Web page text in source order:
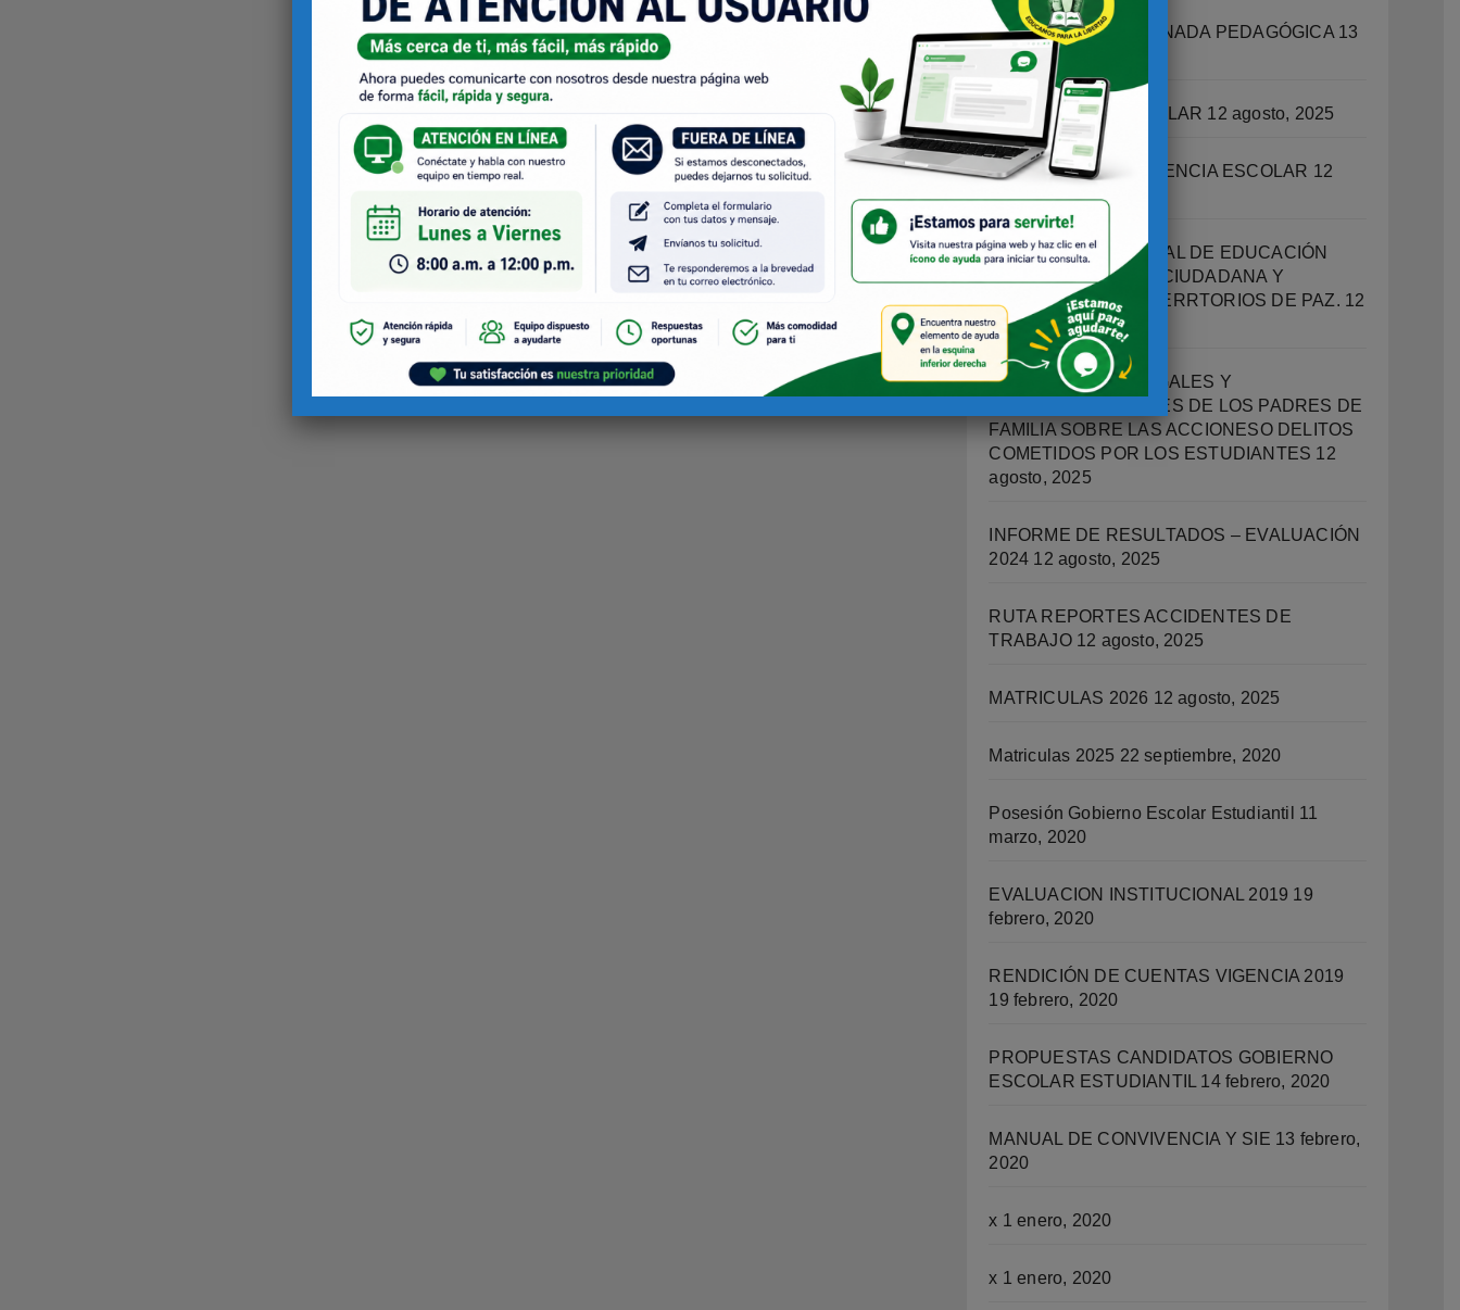
CIRCULAR 13 – JORNADA PEDAGÓGICA 13
agosto, 2025
ORIENTACIÓN ESCOLAR 12 agosto, 2025
OFICINA DE CONVIVENCIA ESCOLAR 12
agosto, 2025
PROGRAMA INTEGRAL DE EDUCACIÓN
SOCIOEMOCIONAL, CIUDADANA Y
ESCUELAS COMO TERRTORIOS DE PAZ. 12
agosto, 2025
IMPLICACIONES LEGALES Y
RESPONSABILIDADES DE LOS PADRES DE
FAMILIA SOBRE LAS ACCIONESO DELITOS
COMETIDOS POR LOS ESTUDIANTES 12
agosto, 2025
INFORME DE RESULTADOS – EVALUACIÓN
2024 12 agosto, 2025
RUTA REPORTES ACCIDENTES DE
TRABAJO 12 agosto, 2025
MATRICULAS 2026 12 agosto, 2025
Matriculas 2025 22 septiembre, 2020
Posesión Gobierno Escolar Estudiantil
11
marzo, 2020
EVALUACION INSTITUCIONAL 2019 19
febrero, 2020
RENDICIÓN DE CUENTAS VIGENCIA 2019
19 febrero, 2020
PROPUESTAS CANDIDATOS GOBIERNO
ESCOLAR ESTUDIANTIL 14 febrero, 2020
MANUAL DE CONVIVENCIA Y SIE 13 febrero,
2020
x 1 enero, 2020
x 1 enero, 2020